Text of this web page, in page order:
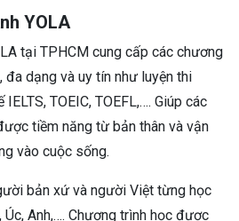
YOLA
tại TPHCM cung cấp các chương
đa dạng và uy tín như luyện thi
TOEIC, TOEFL,…. Giúp các
tiềm năng từ bản thân và vận
vào cuộc sống.
bản xứ và người Việt từng học
Anh,…. Chương trình học được